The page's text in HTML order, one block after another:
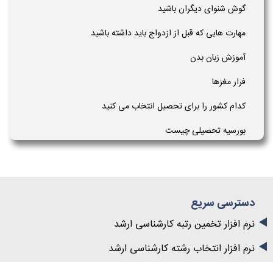
گوش شنوای دیگران باشید
مهارت هایی که قبل از ازدواج باید داشته باشید
آموزش زبان بدن
فرار مغزها
کدام کشور را برای تحصیل انتخاب می کنید
بورسیه تحصیلی چیست
دسترسی سریع
نرم افزار تخمین رتبه کارشناسی ارشد
نرم افزار انتخاب رشته کارشناسی ارشد